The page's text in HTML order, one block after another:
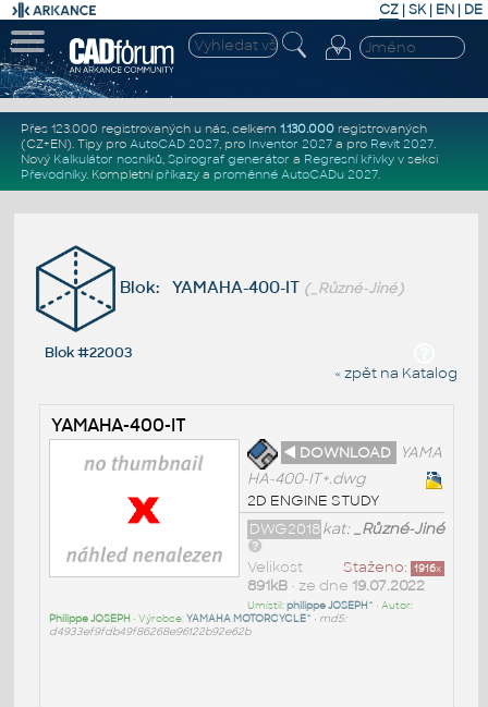
CZ | SK| EN | DE
Přes 123.000 registrovaných u nás, celkem 1.130.000registrovaných
(CZ+EN). Tipy pro AutoCAD 2027, pro Inventor 2027a pro Revit 2027.
Nový Kalkulátor nosníků, Spirograf generátor a Regresní křivkyv sekci
Převodníky. Kompletní příkazya proměnné AutoCADu 2027.
Blok: YAMAHA-400-IT (_Různé-Jiné)
Blok #22003
« zpět na Katalog
YAMAHA-400-IT
◄ DOWNLOAD
YAMA
HA-400-IT+.dwg
2D ENGINE STUDY
kat:_Různé-Jiné
DWG2018
Staženo: 1916x
Velikost
891kB• ze dne 19.07.2022
Umístil:philippe JOSEPH^ • Autor:
Philippe JOSEPH • Výrobce:YAMAHA MOTORCYCLE^ • md5:
d4933ef9fdb49f86268e96122b92e62b